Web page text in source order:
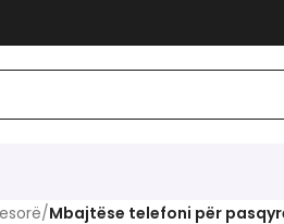
/Mbajtëse telefoni për